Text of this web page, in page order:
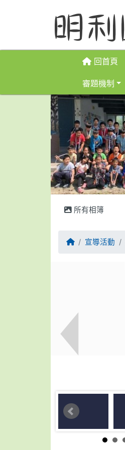
回首頁
審題機制
所有相簿
回首頁宣導活動